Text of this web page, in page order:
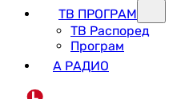
ТВ ПРОГРАМ
ТВ Распоред
Програм
А РАДИО
L